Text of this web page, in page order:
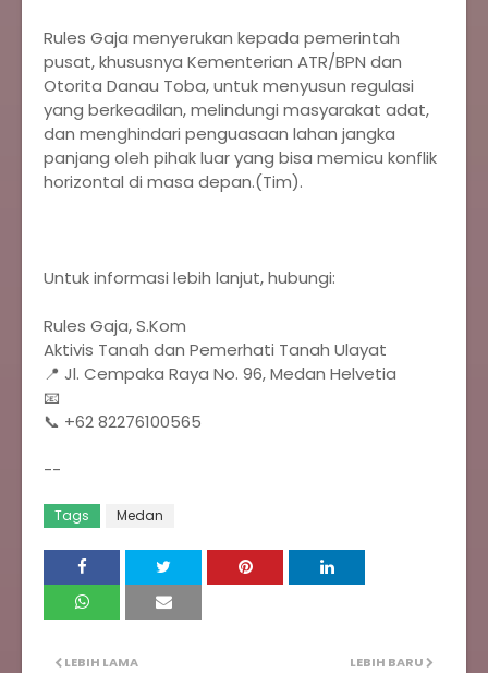
Rules Gaja menyerukan kepada pemerintah
pusat, khususnya Kementerian ATR/BPN dan
Otorita Danau Toba, untuk menyusun regulasi
yang berkeadilan, melindungi masyarakat adat,
dan menghindari penguasaan lahan jangka
panjang oleh pihak luar yang bisa memicu konflik
horizontal di masa depan.(Tim).
Untuk informasi lebih lanjut, hubungi:
Rules Gaja, S.Kom
Aktivis Tanah dan Pemerhati Tanah Ulayat
📍 Jl. Cempaka Raya No. 96, Medan Helvetia
📧
📞 +62 82276100565
--
Tags Medan
LEBIH BARU
LEBIH LAMA